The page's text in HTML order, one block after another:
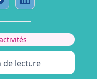
de lecture